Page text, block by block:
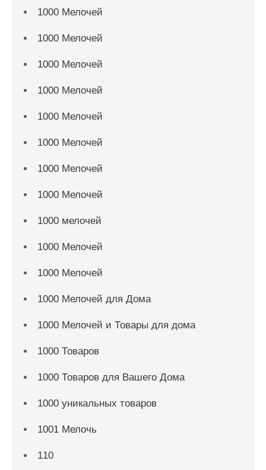
1000 Мелочей
1000 Мелочей
1000 Мелочей
1000 Мелочей
1000 Мелочей
1000 Мелочей
1000 Мелочей
1000 Мелочей
1000 мелочей
1000 Мелочей
1000 Мелочей
1000 Мелочей для Дома
1000 Мелочей и Товары для дома
1000 Товаров
1000 Товаров для Вашего Дома
1000 уникальных товаров
1001 Мелочь
110